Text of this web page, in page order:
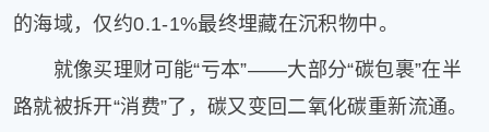
的海域，仅约0.1-1%最终埋藏在沉积物中。
就像买理财可能“亏本”——大部分“碳包裹”在半
路就被拆开“消费”了，碳又变回二氧化碳重新流通。